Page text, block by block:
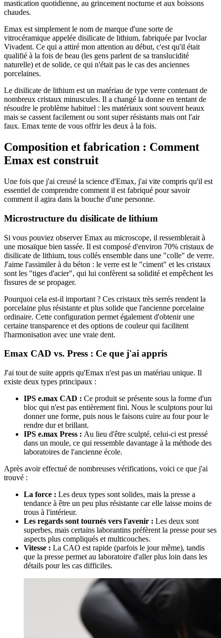
mastication quotidienne, au grincement nocturne et aux boissons
chaudes.
Emax est simplement le nom de marque d'une sorte de
vitrocéramique appelée disilicate de lithium, fabriquée par Ivoclar
Vivadent. Ce qui a attiré mon attention au début, c'est qu'il était
qualifié à la fois de beau (les gens parlent de sa translucidité
naturelle) et de solide, ce qui n'était pas le cas des anciennes
porcelaines.
Le disilicate de lithium est un matériau de type verre contenant de
nombreux cristaux minuscules. Il a changé la donne en tentant de
résoudre le problème habituel : les matériaux sont souvent beaux
mais se cassent facilement ou sont super résistants mais ont l'air
faux. Emax tente de vous offrir les deux à la fois.
Composition et fabrication : Comment
Emax est construit
Une fois que j'ai creusé la science d'Emax, j'ai vite compris qu'il est
essentiel de comprendre comment il est fabriqué pour savoir
comment il agira dans la bouche d'une personne.
Microstructure du disilicate de lithium
Si vous pouviez observer Emax au microscope, il ressemblerait à
une mosaïque bien tassée. Il est composé d'environ 70% cristaux de
disilicate de lithium, tous collés ensemble dans une "colle" de verre.
J'aime l'assimiler à du béton : le verre est le "ciment" et les cristaux
sont les "tiges d'acier", qui lui confèrent sa solidité et empêchent les
fissures de se propager.
Pourquoi cela est-il important ? Ces cristaux très serrés rendent la
porcelaine plus résistante et plus solide que l'ancienne porcelaine
ordinaire. Cette configuration permet également d'obtenir une
certaine transparence et des options de couleur qui facilitent
l'harmonisation avec une vraie dent.
Emax CAD vs. Press : Ce que j'ai appris
J'ai tout de suite appris qu'Emax n'est pas un matériau unique. Il
existe deux types principaux :
IPS e.max CAD : Ce produit se présente sous la forme d'un
bloc qui n'est pas entièrement fini. Nous le sculptons pour lui
donner une forme, puis nous le faisons cuire au four pour le
rendre dur et brillant.
IPS e.max Press : Au lieu d'être sculpté, celui-ci est pressé
dans un moule, ce qui ressemble davantage à la méthode des
laboratoires de l'ancienne école.
Après avoir effectué de nombreuses vérifications, voici ce que j'ai
trouvé :
La force : Les deux types sont solides, mais la presse a
tendance à être un peu plus résistante car elle laisse moins de
trous à l'intérieur.
Les regards sont tournés vers l'avenir : Les deux sont
superbes, mais certains laborantins préfèrent la presse pour ses
aspects plus compliqués et multicouches.
Vitesse : La CAO est rapide (parfois le jour même), tandis
que la presse permet au laboratoire d'aller plus loin dans les
détails pour les cas difficiles.